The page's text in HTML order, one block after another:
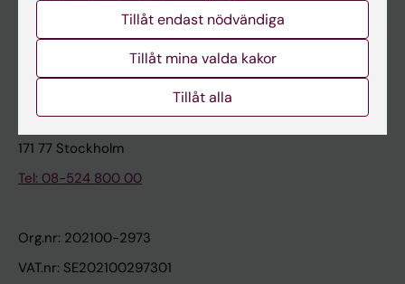
Karolinska Institutet Innovation
Kontakta presstjänsten
Karolinska Institutet
171 77 Stockholm
Tel: 08-524 800 00
Org.nr: 202100-2973
VAT.nr: SE202100297301
Tillåt endast nödvändiga
Tillåt mina valda kakor
Tillåt alla